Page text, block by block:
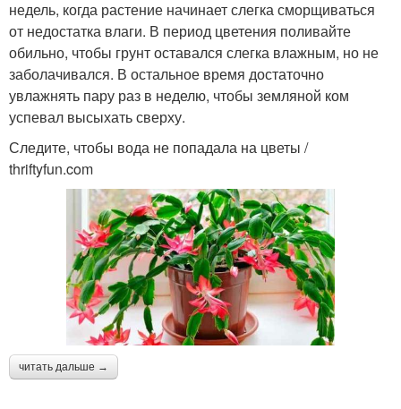
недель, когда растение начинает слегка сморщиваться
от недостатка влаги. В период цветения поливайте
обильно, чтобы грунт оставался слегка влажным, но не
заболачивался. В остальное время достаточно
увлажнять пару раз в неделю, чтобы земляной ком
успевал высыхать сверху.
Следите, чтобы вода не попадала на цветы /
thriftyfun.com
читать дальше →